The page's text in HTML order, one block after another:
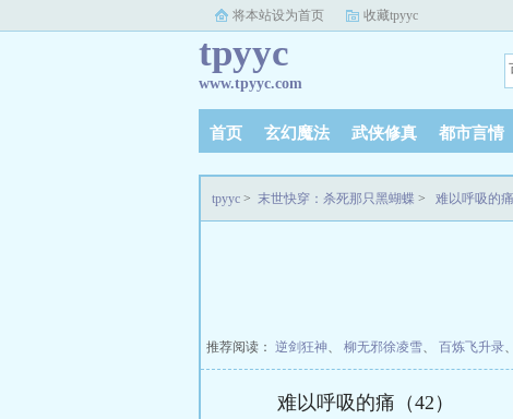
将本站设为首页 收藏tpyyc
tpyyc
www.tpyyc.com
首页 玄幻魔法 武侠修真 都市言情
tpyyc > 末世快穿：杀死那只黑蝴蝶 > 难以呼吸的痛
推荐阅读： 逆剑狂神、 柳无邪徐凌雪、 百炼飞升录、
难以呼吸的痛（42）